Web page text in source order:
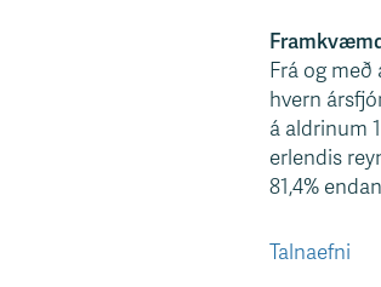
Framkvæmd
Frá og
hvern
á aldrinum
erlendis
81,4%
Talnaefni